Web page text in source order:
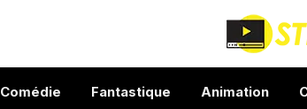
Comédie Fantastique Animation